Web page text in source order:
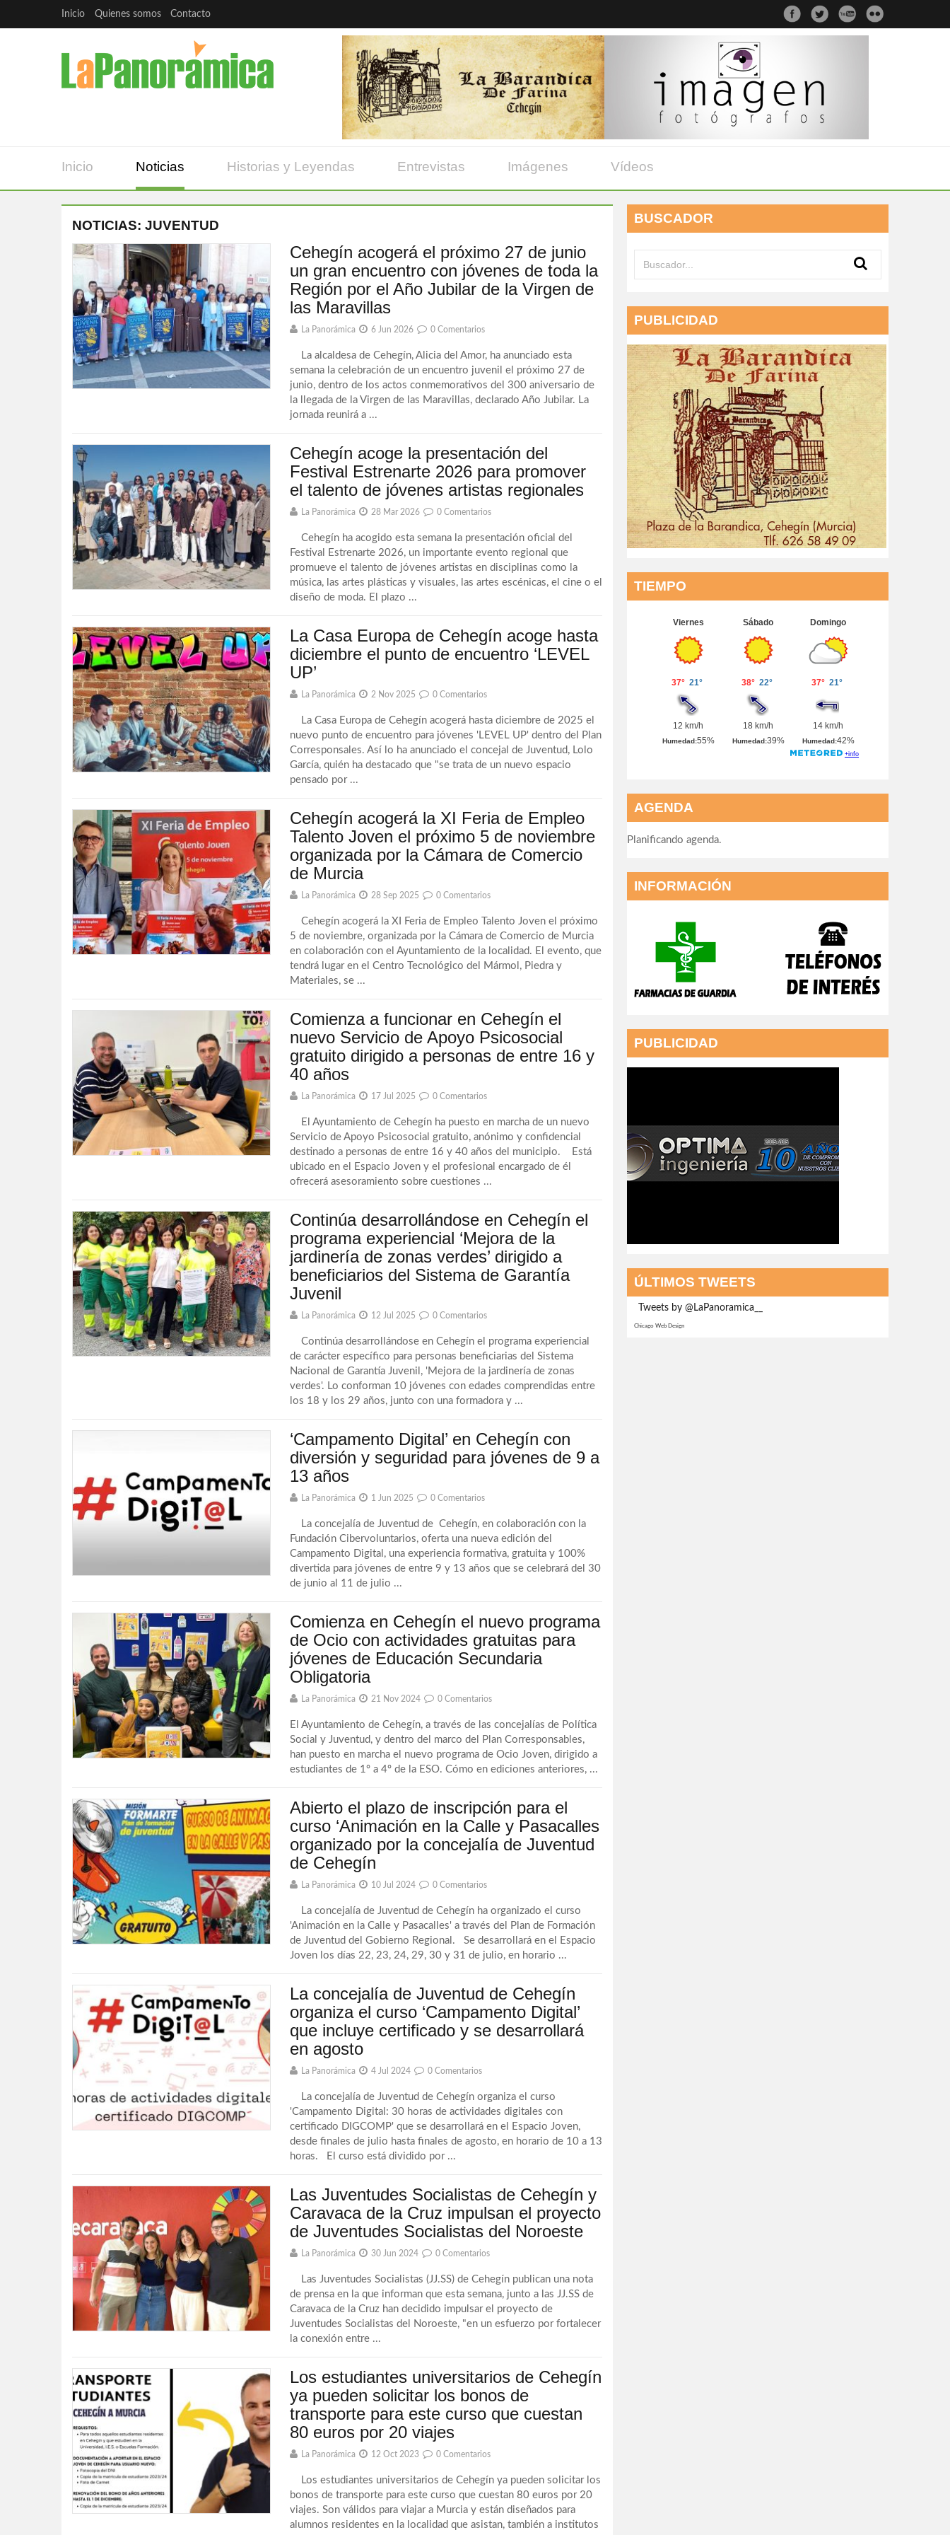
Inicio Quienes somos Contacto
Inicio Noticias Historias y Leyendas Entrevistas Imágenes Vídeos
NOTICIAS: JUVENTUD
Cehegín acogerá el próximo 27 de junio
un gran encuentro con jóvenes de toda la
Región por el Año Jubilar de la Virgen de
las Maravillas
La Panorámica 6 Jun 2026 0 Comentarios
La alcaldesa de Cehegín, Alicia del Amor, ha anunciado esta
semana la celebración de un encuentro juvenil el próximo 27 de
junio, dentro de los actos conmemorativos del 300 aniversario de
la llegada de la Virgen de las Maravillas, declarado Año Jubilar. La
jornada reunirá a ...
Cehegín acoge la presentación del
Festival Estrenarte 2026 para promover
el talento de jóvenes artistas regionales
La Panorámica 28 Mar 2026 0 Comentarios
Cehegín ha acogido esta semana la presentación oficial del
Festival Estrenarte 2026, un importante evento regional que
promueve el talento de jóvenes artistas en disciplinas como la
música, las artes plásticas y visuales, las artes escénicas, el cine o el
diseño de moda. El plazo ...
La Casa Europa de Cehegín acoge hasta
diciembre el punto de encuentro ‘LEVEL
UP’
La Panorámica 2 Nov 2025 0 Comentarios
La Casa Europa de Cehegín acogerá hasta diciembre de 2025 el
nuevo punto de encuentro para jóvenes 'LEVEL UP' dentro del Plan
Corresponsales. Así lo ha anunciado el concejal de Juventud, Lolo
García, quién ha destacado que "se trata de un nuevo espacio
pensado por ...
Cehegín acogerá la XI Feria de Empleo
Talento Joven el próximo 5 de noviembre
organizada por la Cámara de Comercio
de Murcia
La Panorámica 28 Sep 2025 0 Comentarios
Cehegín acogerá la XI Feria de Empleo Talento Joven el próximo
5 de noviembre, organizada por la Cámara de Comercio de Murcia
en colaboración con el Ayuntamiento de la localidad. El evento, que
tendrá lugar en el Centro Tecnológico del Mármol, Piedra y
Materiales, se ...
Comienza a funcionar en Cehegín el
nuevo Servicio de Apoyo Psicosocial
gratuito dirigido a personas de entre 16 y
40 años
La Panorámica 17 Jul 2025 0 Comentarios
El Ayuntamiento de Cehegín ha puesto en marcha de un nuevo
Servicio de Apoyo Psicosocial gratuito, anónimo y confidencial
destinado a personas de entre 16 y 40 años del municipio. Está
ubicado en el Espacio Joven y el profesional encargado de él
ofrecerá asesoramiento sobre cuestiones ...
Continúa desarrollándose en Cehegín el
programa experiencial ‘Mejora de la
jardinería de zonas verdes’ dirigido a
beneficiarios del Sistema de Garantía
Juvenil
La Panorámica 12 Jul 2025 0 Comentarios
Continúa desarrollándose en Cehegín el programa experiencial
de carácter específico para personas beneficiarias del Sistema
Nacional de Garantía Juvenil, 'Mejora de la jardinería de zonas
verdes'. Lo conforman 10 jóvenes con edades comprendidas entre
los 18 y los 29 años, junto con una formadora y ...
‘Campamento Digital’ en Cehegín con
diversión y seguridad para jóvenes de 9 a
13 años
La Panorámica 1 Jun 2025 0 Comentarios
La concejalía de Juventud de Cehegín, en colaboración con la
Fundación Cibervoluntarios, oferta una nueva edición del
Campamento Digital, una experiencia formativa, gratuita y 100%
divertida para jóvenes de entre 9 y 13 años que se celebrará del 30
de junio al 11 de julio ...
Comienza en Cehegín el nuevo programa
de Ocio con actividades gratuitas para
jóvenes de Educación Secundaria
Obligatoria
La Panorámica 21 Nov 2024 0 Comentarios
El Ayuntamiento de Cehegín, a través de las concejalías de Política
Social y Juventud, y dentro del marco del Plan Corresponsables,
han puesto en marcha el nuevo programa de Ocio Joven, dirigido a
estudiantes de 1º a 4º de la ESO. Cómo en ediciones anteriores, ...
Abierto el plazo de inscripción para el
curso ‘Animación en la Calle y Pasacalles
organizado por la concejalía de Juventud
de Cehegín
La Panorámica 10 Jul 2024 0 Comentarios
La concejalía de Juventud de Cehegín ha organizado el curso
'Animación en la Calle y Pasacalles' a través del Plan de Formación
de Juventud del Gobierno Regional. Se desarrollará en el Espacio
Joven los días 22, 23, 24, 29, 30 y 31 de julio, en horario ...
La concejalía de Juventud de Cehegín
organiza el curso ‘Campamento Digital’
que incluye certificado y se desarrollará
en agosto
La Panorámica 4 Jul 2024 0 Comentarios
La concejalía de Juventud de Cehegín organiza el curso
'Campamento Digital: 30 horas de actividades digitales con
certificado DIGCOMP' que se desarrollará en el Espacio Joven,
desde finales de julio hasta finales de agosto, en horario de 10 a 13
horas. El curso está dividido por ...
Las Juventudes Socialistas de Cehegín y
Caravaca de la Cruz impulsan el proyecto
de Juventudes Socialistas del Noroeste
La Panorámica 30 Jun 2024 0 Comentarios
Las Juventudes Socialistas (JJ.SS) de Cehegín publican una nota
de prensa en la que informan que esta semana, junto a las JJ.SS de
Caravaca de la Cruz han decidido impulsar el proyecto de
Juventudes Socialistas del Noroeste, "en un esfuerzo por fortalecer
la conexión entre ...
Los estudiantes universitarios de Cehegín
ya pueden solicitar los bonos de
transporte para este curso que cuestan
80 euros por 20 viajes
La Panorámica 12 Oct 2023 0 Comentarios
Los estudiantes universitarios de Cehegín ya pueden solicitar los
bonos de transporte para este curso que cuestan 80 euros por 20
viajes. Son válidos para viajar a Murcia y están diseñados para
alumnos residentes en la localidad que asistan, también a institutos
BUSCADOR
PUBLICIDAD
TIEMPO
AGENDA
Planificando agenda.
INFORMACIÓN
PUBLICIDAD
ÚLTIMOS TWEETS
Tweets by @LaPanoramica__
Chicago Web Design